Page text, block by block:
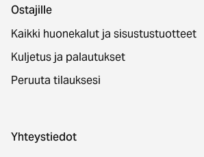
Ostajille
Kaikki huonekalut ja sisustustuotteet
Kuljetus ja palautukset
Peruuta tilauksesi
Yhteystiedot